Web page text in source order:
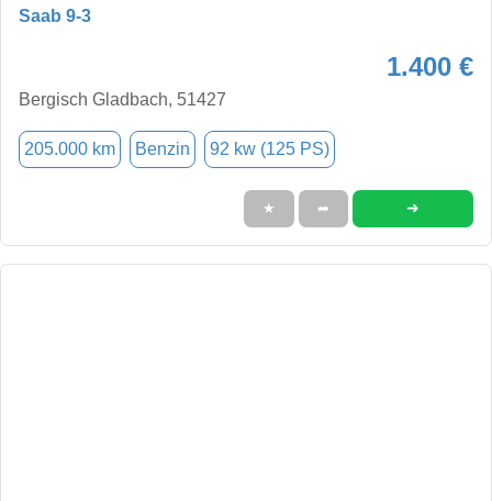
Saab 9-3
1.400 €
Bergisch Gladbach, 51427
205.000 km Benzin 92 kw (125 PS)
★ ➦ ➜